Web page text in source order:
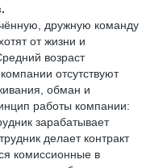
дружную команду
от жизни и
возраст
отсутствуют
обман и
работы компании:
зарабатывает
делает контракт
комиссионные в